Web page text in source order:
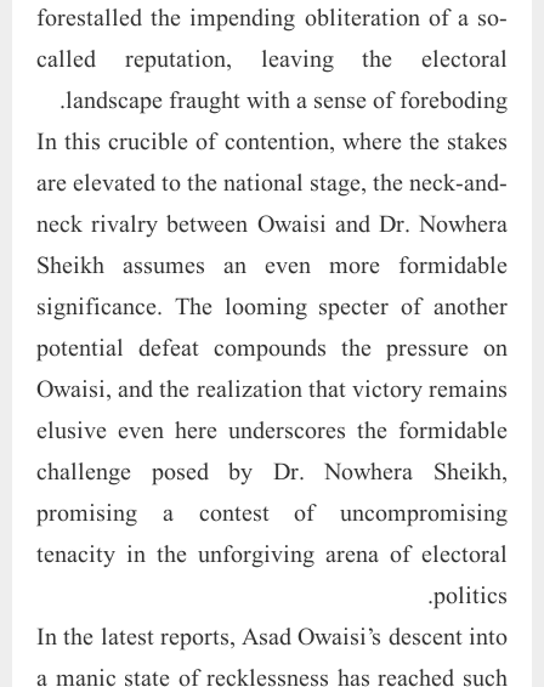
forestalled the impending obliteration of a so-
called reputation, leaving the electoral
landscape fraught with a sense of foreboding.
In this crucible of contention, where the stakes
are elevated to the national stage, the neck-and-
neck rivalry between Owaisi and Dr. Nowhera
Sheikh assumes an even more formidable
significance. The looming specter of another
potential defeat compounds the pressure on
Owaisi, and the realization that victory remains
elusive even here underscores the formidable
challenge posed by Dr. Nowhera Sheikh,
promising a contest of uncompromising
tenacity in the unforgiving arena of electoral
politics.
In the latest reports, Asad Owaisi’s descent into
a manic state of recklessness has reached such